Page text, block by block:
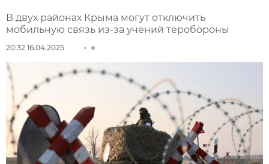
В двух районах Крыма могут отключить
мобильную связь из-за учений теробороны
20:32 16.04.2025